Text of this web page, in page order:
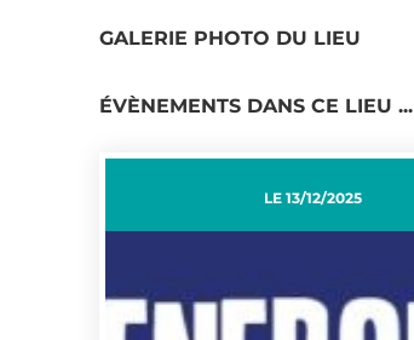
GALERIE PHOTO DU LIEU
ÉVÈNEMENTS DANS CE LIEU ...
LE13/12/2025